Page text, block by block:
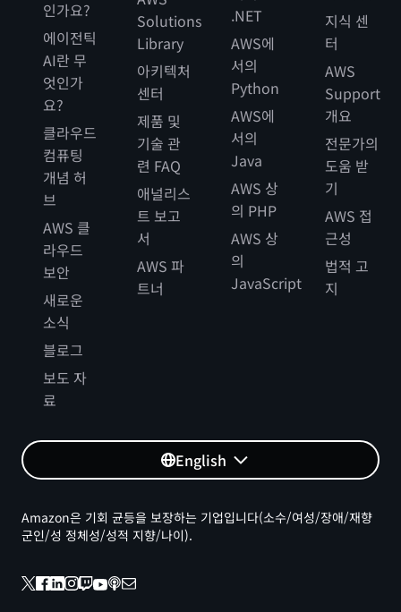
인가요?
에이전틱
AI란 무
엇인가
요?
클라우드
컴퓨팅
개념 허
브
AWS 클
라우드
보안
새로운
소식
블로그
보도 자
료
Solutions
Library
아키텍처
센터
제품 및
기술 관
련 FAQ
애널리스
트 보고
서
AWS 파
트너
.NET
AWS에
서의
Python
AWS에
서의
Java
AWS 상
의 PHP
AWS 상
의
JavaScript
지식 센
터
AWS
Support
개요
전문가의
도움 받
기
AWS 접
근성
법적 고
지
English
Amazon은 기회 균등을 보장하는 기업입니다(소수/여성/장애/재향
군인/성 정체성/성적 지향/나이).